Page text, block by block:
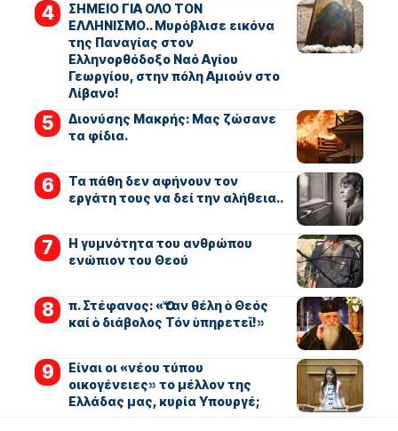
ΣΗΜΕΙΟ ΓΙΑ ΟΛΟ ΤΟΝ
ΕΛΛΗΝΙΣΜΟ.. Μυρόβλισε εικόνα
της Παναγίας στον
Ελληνορθόδοξο Ναό Αγίου
Γεωργίου, στην πόλη Αμιούν στο
Λίβανο!
Διονύσης Μακρής: Μας ζώσανε
τα φίδια.
Τα πάθη δεν αφήνουν τον
εργάτη τους να δεί την αλήθεια..
Η γυμνότητα του ανθρώπου
ενώπιον του Θεού
π. Στέφανος: «Ὅταν θέλη ὁ Θεός
καί ὁ διάβολος Τόν ὑπηρετεῖ!»
Είναι οι «νέου τύπου
οικογένειες» το μέλλον της
Ελλάδας μας, κυρία Υπουργέ;